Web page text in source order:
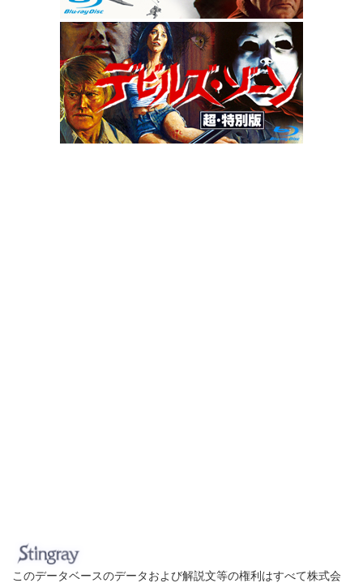
このデータベースのデータおよび解説文等の権利はすべて株式会